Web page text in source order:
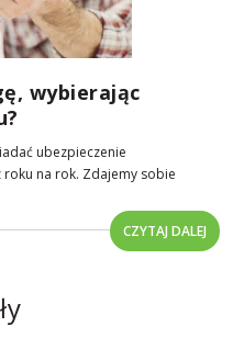
wybierając
ubezpieczenie
na rok. Zdajemy sobie
CZYTAJ DALEJ